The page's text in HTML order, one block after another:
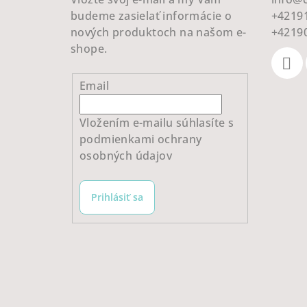
budeme zasielať informácie o
nových produktoch na našom e-
shope.
Email
Vložením e-mailu súhlasíte s
podmienkami ochrany
osobných údajov
Prihlásiť sa